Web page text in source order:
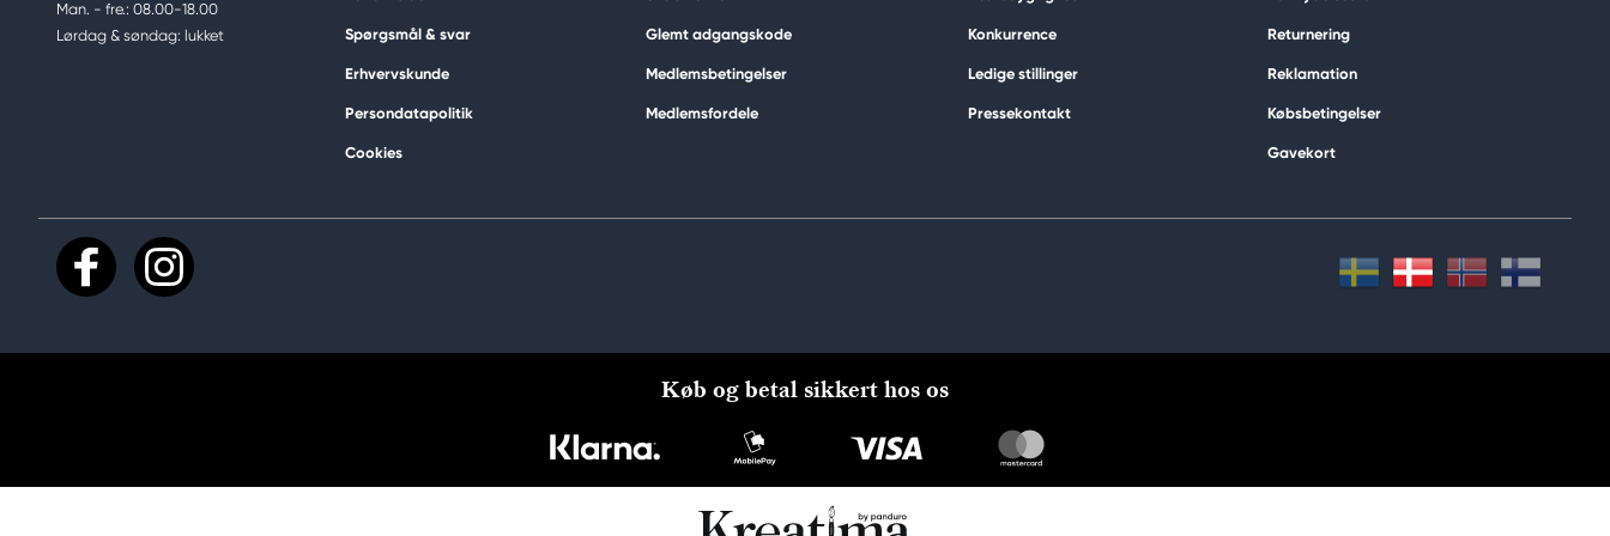
Man. - fre.: 08.00-18.00
Lørdag & søndag: lukket
Spørgsmål & svar
Erhvervskunde
Persondatapolitik
Cookies
Glemt adgangskode
Medlemsbetingelser
Medlemsfordele
Konkurrence
Ledige stillinger
Pressekontakt
Returnering
Reklamation
Købsbetingelser
Gavekort
Køb og betal sikkert hos os